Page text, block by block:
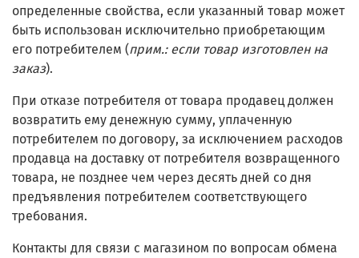
определенные свойства, если указанный товар может
быть использован исключительно приобретающим
его потребителем (прим.: если товар изготовлен на
заказ).
При отказе потребителя от товара продавец должен
возвратить ему денежную сумму, уплаченную
потребителем по договору, за исключением расходов
продавца на доставку от потребителя возвращенного
товара, не позднее чем через десять дней со дня
предъявления потребителем соответствующего
требования.
Контакты для связи с магазином по вопросам обмена